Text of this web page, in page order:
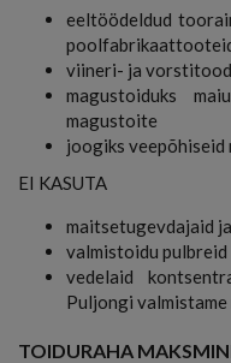
eeltöödeldud
viineri- ja
magustoiduks
magustoite
joogiks
EI KASUTA
maitsetugevdajaid
valmistoidu pulbreid
vedelaid
Puljongi
TOIDURAHA